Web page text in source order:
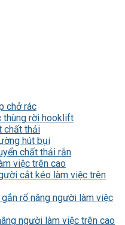
chở rác
thùng rời hooklift
chất thải
hút bụi
chất thải rắn
việc trên cao
cắt kéo làm việc trên
rổ nâng người làm việc
người làm việc trên cao